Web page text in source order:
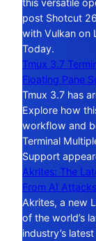
post Shotcut
with Vulkan on
Today.
Tmux 3.7
Floating Pane
Tmux 3.7 has
Explore how
workflow and
Terminal
Support
Akrites: The
From AI
Akrites, a new
of the world’s
industry’s